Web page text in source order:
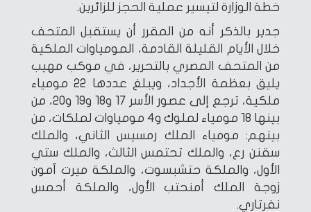
خطة الوزارة لتيسير عملية الحجز للزائرين.
جدير بالذكر أنه من المقرر أن يستقبل المتحف
خلال الأيام القليلة القادمة، المومياوات الملكية
من المتحف المصري بالتحرير، في موكب مهيب
يليق بعظمة الأجداد، ويبلغ عددها 22 مومياء
ملكية، ترجع إلى عصور الأسر 17 و18 و19 و20، من
بينها 18 مومياء لملوك و4 مومياوات لملكات، من
بينهم: مومياء الملك رمسيس الثاني، والملك
سقنن رع، والملك تحتمس الثالث، والملك ستي
الأول، والملكة حتشبسوت، والملكة ميرت آمون
زوجة الملك أمنحتب الأول، والملكة أحمس
نفرتاري.